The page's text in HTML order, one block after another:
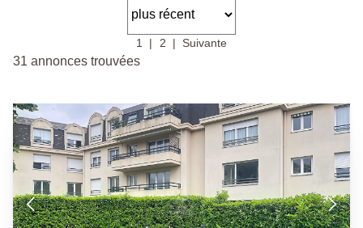
1 2 Suivante
31 annonces trouvées